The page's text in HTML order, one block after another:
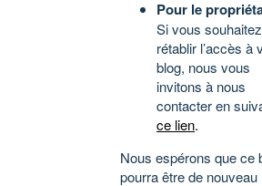
Pour le
Si vous souhaitez
rétablir l’accès à
blog, nous vous
invitons à nous
contacter en
ce lien.
Nous espérons que ce
pourra être de nouveau